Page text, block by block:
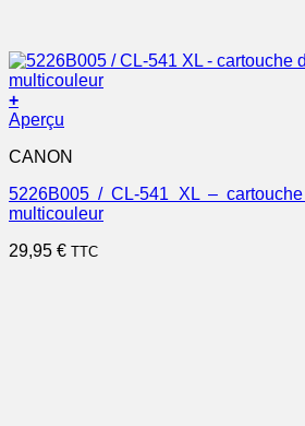
+
Aperçu
CANON
5226B005 / CL-541 XL –
multicouleur
29,95 € TTC